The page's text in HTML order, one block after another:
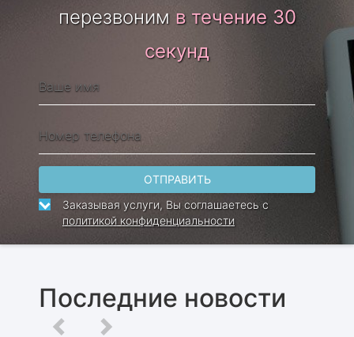
перезвоним в течение 30
секунд
ОТПРАВИТЬ
Заказывая услуги, Вы соглашаетесь с
политикой конфиденциальности
Последние новости